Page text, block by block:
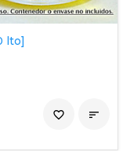
lto]

favorite_border